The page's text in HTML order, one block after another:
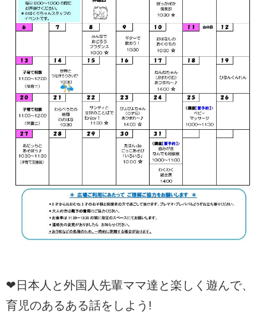
❤︎日本人と外国人先輩ママ達と楽しく遊んで、
育児のあるある話をしよう!